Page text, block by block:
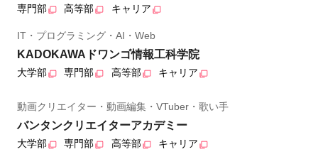
専門部 高等部 キャリア
IT・プログラミング・AI・Web
KADOKAWAドワンゴ情報工科学院
大学部 専門部 高等部 キャリア
動画クリエイター・動画編集・VTuber・歌い手
バンタンクリエイターアカデミー
大学部 専門部 高等部 キャリア